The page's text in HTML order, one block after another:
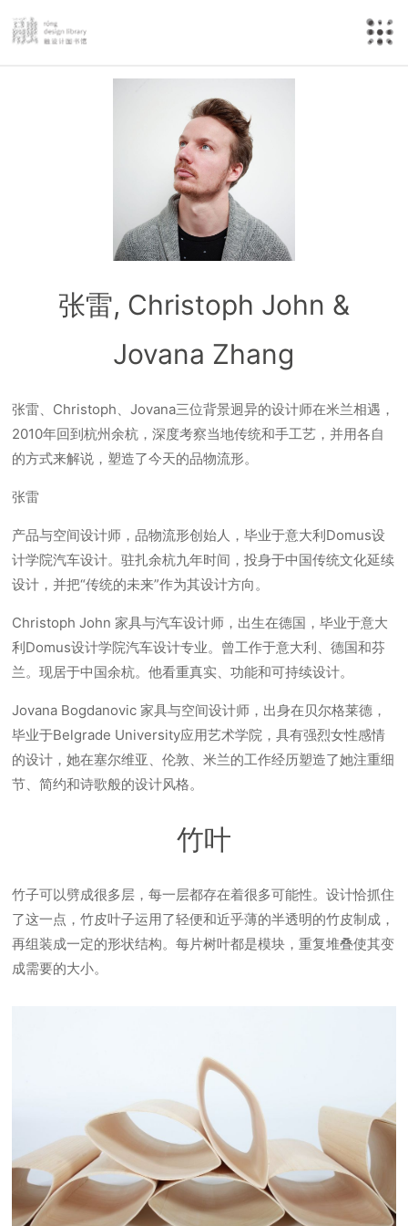
张雷, Christoph John &
Jovana Zhang
张雷、Christoph、Jovana三位背景迥异的设计师在米兰相遇，
2010年回到杭州余杭，深度考察当地传统和手工艺，并用各自
的方式来解说，塑造了今天的品物流形。
张雷
产品与空间设计师，品物流形创始人，毕业于意大利Domus设
计学院汽车设计。驻扎余杭九年时间，投身于中国传统文化延续
设计，并把“传统的未来”作为其设计方向。
Christoph John 家具与汽车设计师，出生在德国，毕业于意大
利Domus设计学院汽车设计专业。曾工作于意大利、德国和芬
兰。现居于中国余杭。他看重真实、功能和可持续设计。
Jovana Bogdanovic 家具与空间设计师，出身在贝尔格莱德，
毕业于Belgrade University应用艺术学院，具有强烈女性感情
的设计，她在塞尔维亚、伦敦、米兰的工作经历塑造了她注重细
节、简约和诗歌般的设计风格。
竹叶
竹子可以劈成很多层，每一层都存在着很多可能性。设计恰抓住
了这一点，竹皮叶子运用了轻便和近乎薄的半透明的竹皮制成，
再组装成一定的形状结构。每片树叶都是模块，重复堆叠使其变
成需要的大小。